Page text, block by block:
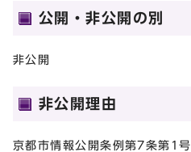
公開・非公開の別
非公開
非公開理由
京都市情報公開条例第7条第1